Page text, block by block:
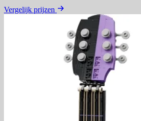
Vergelijk prijzen